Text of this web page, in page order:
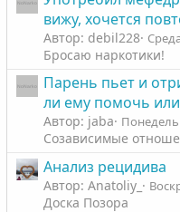
вижу, хочется
Автор: debil228
Бросаю наркотики!
Парень пьет и
ли ему помочь
Автор: jaba
Созависимые
Анализ рецидива
Автор: Anatoliy_
Доска Позора